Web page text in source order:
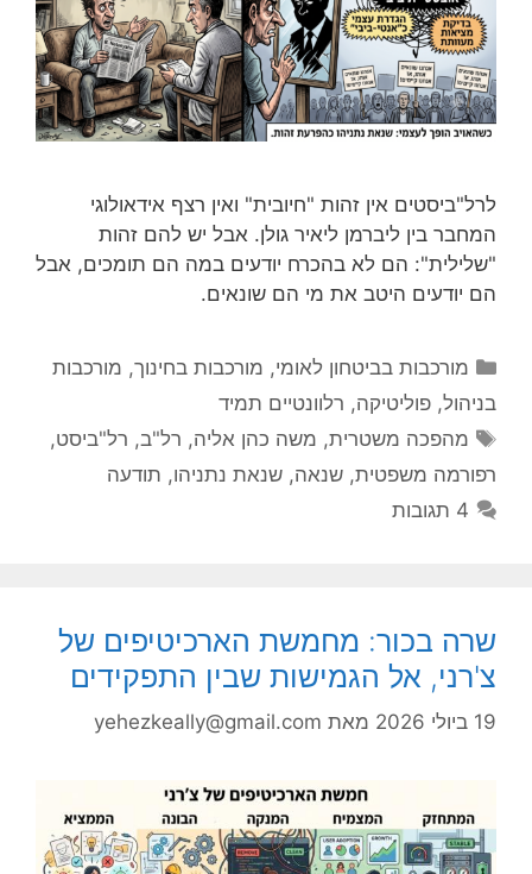
לרל"ביסטים אין זהות "חיובית" ואין רצף אידאולוגי
המחבר בין ליברמן ליאיר גולן. אבל יש להם זהות
"שלילית": הם לא בהכרח יודעים במה הם תומכים, אבל
הם יודעים היטב את מי הם שונאים.
קטגוריות
מורכבות בביטחון לאומי, מורכבות בחינוך, מורכבות
בניהול, פוליטיקה, רלוונטיים תמיד
תגיות
מהפכה משטרית, משה כהן אליה, רל"ב, רל"ביסט,
רפורמה משפטית, שנאה, שנאת נתניהו, תודעה
4 תגובות
שרה בכור: מחמשת הארכיטיפים של
צ'רני, אל הגמישות שבין התפקידים
19 ביולי 2026 מאת yehezkeally@gmail.com